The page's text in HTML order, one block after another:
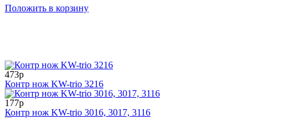
Положить в корзину
473р
Контр нож KW-trio 3216
177р
Контр нож KW-trio 3016, 3017, 3116